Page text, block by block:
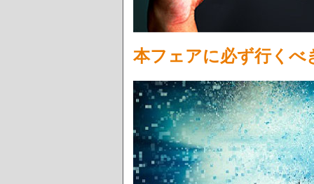
本フェアに必ず行くべ